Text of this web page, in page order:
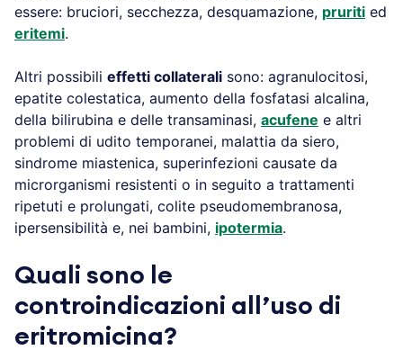
essere: bruciori, secchezza, desquamazione, pruriti ed
eritemi.
Altri possibili effetti collaterali sono: agranulocitosi,
epatite colestatica, aumento della fosfatasi alcalina,
della bilirubina e delle transaminasi, acufene e altri
problemi di udito temporanei, malattia da siero,
sindrome miastenica, superinfezioni causate da
microrganismi resistenti o in seguito a trattamenti
ripetuti e prolungati, colite pseudomembranosa,
ipersensibilità e, nei bambini, ipotermia.
Quali sono le
controindicazioni all’uso di
eritromicina?